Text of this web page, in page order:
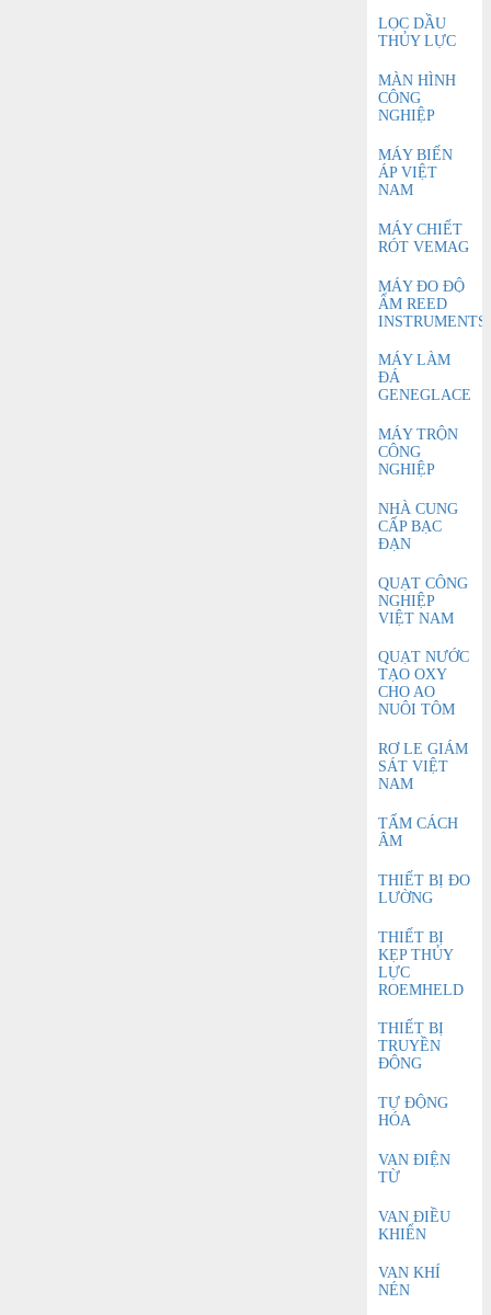
LỌC DẦU
THỦY LỰC
MÀN HÌNH
CÔNG
NGHIỆP
MÁY BIẾN
ÁP VIỆT
NAM
MÁY CHIẾT
RÓT VEMAG
MÁY ĐO ĐỘ
ẨM REED
INSTRUMENTS
MÁY LÀM
ĐÁ
GENEGLACE
MÁY TRỘN
CÔNG
NGHIỆP
NHÀ CUNG
CẤP BẠC
ĐẠN
QUẠT CÔNG
NGHIỆP
VIỆT NAM
QUẠT NƯỚC
TẠO OXY
CHO AO
NUÔI TÔM
RƠ LE GIÁM
SÁT VIỆT
NAM
TẤM CÁCH
ÂM
THIẾT BỊ ĐO
LƯỜNG
THIẾT BỊ
KẸP THỦY
LỰC
ROEMHELD
THIẾT BỊ
TRUYỀN
ĐỘNG
TỰ ĐỘNG
HÓA
VAN ĐIỆN
TỪ
VAN ĐIỀU
KHIỂN
VAN KHÍ
NÉN